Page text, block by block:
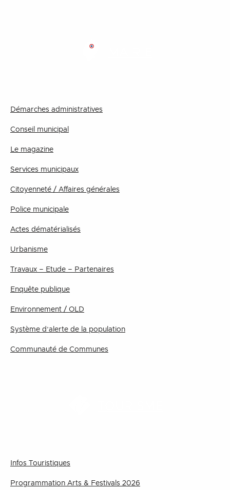
Démarches administratives
Conseil municipal
Le magazine
Services municipaux
Citoyenneté / Affaires générales
Police municipale
Actes dématérialisés
Urbanisme
Travaux – Etude – Partenaires
Enquête publique
Environnement / OLD
Système d’alerte de la population
Communauté de Communes
Infos Touristiques
Programmation Arts & Festivals 2026